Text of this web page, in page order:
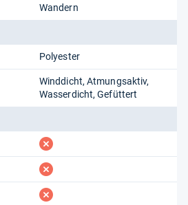
Wandern
Polyester
Winddicht Atmungsaktiv
Wasserdicht Gefüttert
fehlt
fehlt
fehlt